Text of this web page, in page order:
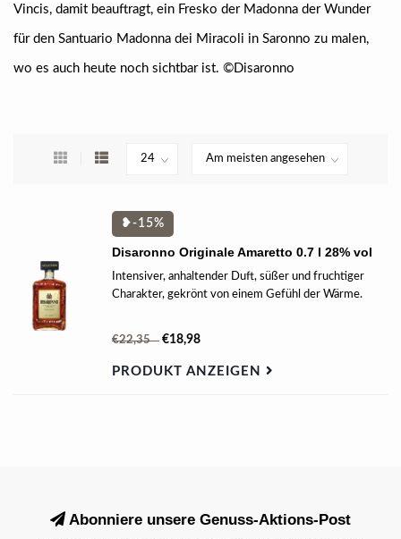
Vincis, damit beauftragt, ein Fresko der Madonna der Wunder
für den Santuario Madonna dei Miracoli in Saronno zu malen,
wo es auch heute noch sichtbar ist. ©Disaronno
❥-15%
Disaronno Originale Amaretto 0.7 l 28% vol
Intensiver, anhaltender Duft, süßer und fruchtiger
Charakter, gekrönt von einem Gefühl der Wärme.
€22,35 €18,98
PRODUKT ANZEIGEN
Abonniere unsere Genuss-Aktions-Post